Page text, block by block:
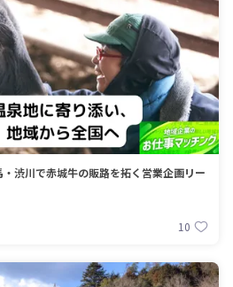
・渋川で赤城牛の販路を拓く営業企画リー
10